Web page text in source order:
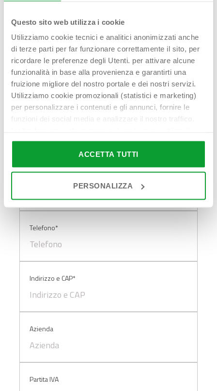
Questo sito web utilizza i cookie
Utilizziamo cookie tecnici e analitici anonimizzati anche
di terze parti per far funzionare correttamente il sito, per
ricordare le preferenze degli Utenti. per attivare alcune
funzionalità in base alla provenienza e garantirti una
fruizione migliore del nostro portale e dei nostri servizi.
Utilizziamo cookie promozionali (statistici e marketing)
per personalizzare i contenuti e gli annunci, fornire le
funzioni dei social media e analizzare il nostro traffico.
nostro sito ai nostri partner che si occupano di analisi dei
dati web, pubblicità e social media, i quali potrebbero
combinarle con altre informazioni che hai fornito loro o
Cliccando su “PERSONALIZZA“ potrai scegliere quali
cookie potranno essere implementati ad esclusione di
quelli tecnici che sono necessari per il funzionamento del
sito. Cliccando su “ACCETTA TUTTI” invece accetterai di
verranno installati i soli cookie necessari al
sopra.
ACCETTA TUTTI
PERSONALIZZA
Hai bisogno di
aiuto?
Contattaci!
Telefono*
Indirizzo e CAP*
Azienda
Partita IVA